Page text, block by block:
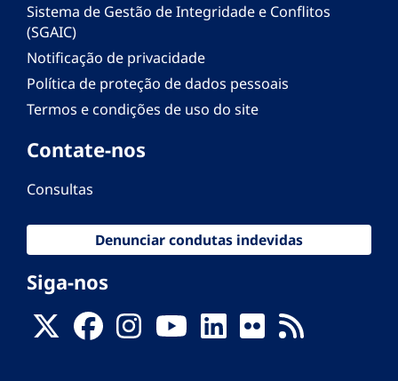
Sistema de Gestão de Integridade e Conflitos
(SGAIC)
Notificação de privacidade
Política de proteção de dados pessoais
Termos e condições de uso do site
Contate-nos
Consultas
Denunciar condutas indevidas
Siga-nos